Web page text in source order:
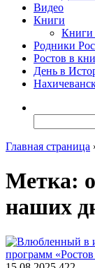
Видео
Книги
Книги
Родники
Ростов в
День в
Главная страница
Метка:
наших